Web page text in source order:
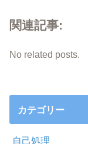
関連記事:
No related posts.
カテゴリー
自己処理